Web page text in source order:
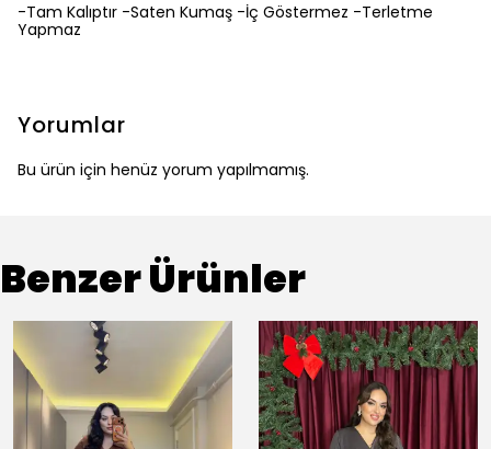
-Tam Kalıptır -Saten Kumaş -İç Göstermez -Terletme
Yapmaz
Yorumlar
Bu ürün için henüz yorum yapılmamış.
Benzer Ürünler